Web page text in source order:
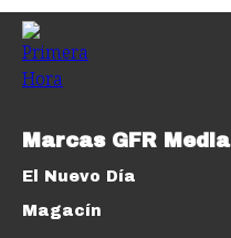
Marcas GFR Media
El Nuevo Día
Magacín